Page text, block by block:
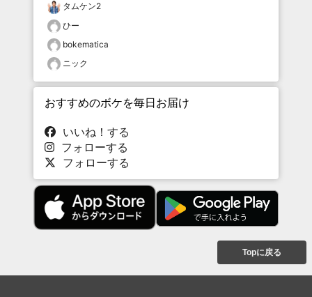
タムケン2
ひー
bokematica
ニック
おすすめのボケを毎日お届け
いいね！する
フォローする
フォローする
Topに戻る